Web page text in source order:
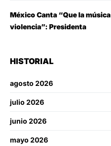
México Canta “Que la
violencia”: Presidenta
HISTORIAL
agosto 2026
julio 2026
junio 2026
mayo 2026